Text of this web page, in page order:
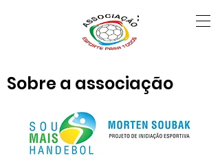
Sobre a associação